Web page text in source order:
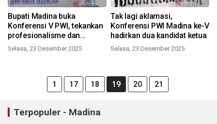
Bupati Madina buka
Konferensi V PWI, tekankan
profesionalisme dan
kepatuhan hukum Pers
Selasa, 23 Desember 2025
Tak lagi aklamasi,
Konferensi PWI Madina ke-V
hadirkan dua kandidat ketua
Selasa, 23 Desember 2025
1 17 18 19 20 21
Terpopuler - Madina